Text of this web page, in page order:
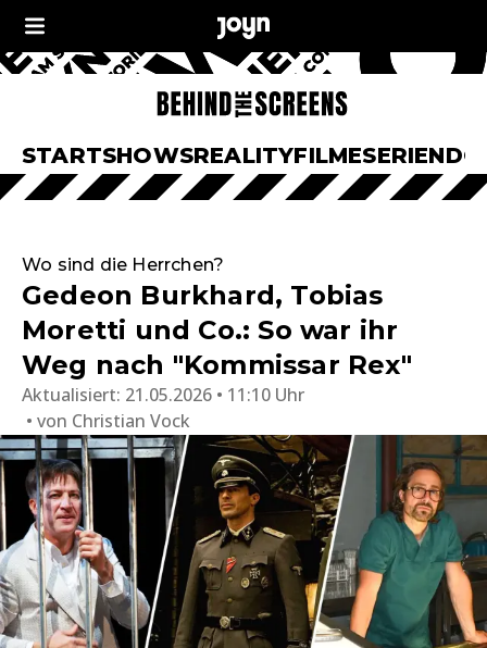
STARTSHOWSREALITYFILMESERIEN
Wo sind die Herrchen?
Gedeon Burkhard, Tobias
Moretti und Co.: So war ihr
Weg nach "Kommissar Rex"
Aktualisiert: 21.05.2026 • 11:10 Uhr
von Christian Vock